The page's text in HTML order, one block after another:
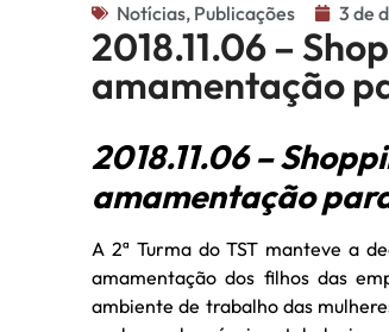
Notícias, Publicações 3 de
2018.11.06 –
amamentação
2018.11.06 –
amamentação
A 2ª Turma do TST manteve a
amamentação dos filhos das
ambiente de trabalho das